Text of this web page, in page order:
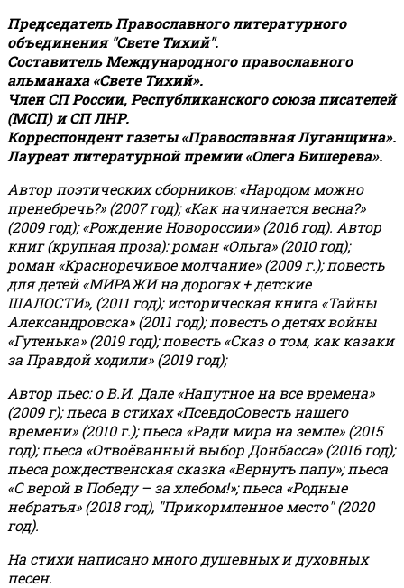
Председатель Православного литературного
объединения "Свете Тихий".
Составитель Международного православного
альманаха «Свете Тихий».
Член СП России, Республиканского союза писателей
(МСП) и СП ЛНР.
Корреспондент газеты «Православная Луганщина».
Лауреат литературной премии «Олега Бишерева».
Автор поэтических сборников: «Народом можно
пренебречь?» (2007 год); «Как начинается весна?»
(2009 год); «Рождение Новороссии» (2016 год). Автор
книг (крупная проза): роман «Ольга» (2010 год);
роман «Красноречивое молчание» (2009 г.); повесть
для детей «МИРАЖИ на дорогах + детские
ШАЛОСТИ», (2011 год); историческая книга «Тайны
Александровска» (2011 год); повесть о детях войны
«Гутенька» (2019 год); повесть «Сказ о том, как казаки
за Правдой ходили» (2019 год);
Автор пьес: о В.И. Дале «Напутное на все времена»
(2009 г); пьеса в стихах «ПсевдоСовесть нашего
времени» (2010 г.); пьеса «Ради мира на земле» (2015
год); пьеса «Отвоёванный выбор Донбасса» (2016 год);
пьеса рождественская сказка «Вернуть папу»; пьеса
«С верой в Победу – за хлебом!»;пьеса «Родные
небратья» (2018 год), "Прикормленное место" (2020
год).
На стихи написано много душевных и духовных
песен.